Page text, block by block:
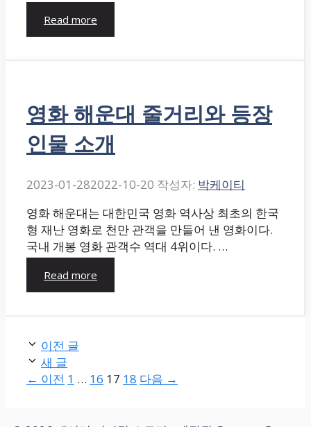
Read more
영화 해운대 줄거리와 등장
인물 소개
2023-01-282022-10-20 작성자: 박케이티
영화 해운대는 대한민국 영화 역사상 최초의 한국
형 재난 영화로 천만 관객을 만들어 낸 영화이다.
국내 개봉 영화 관객수 역대 4위이다. …
Read more
이전 글
새 글
← 이전 페
1 … 페
16 페
17 페
18 다음 →